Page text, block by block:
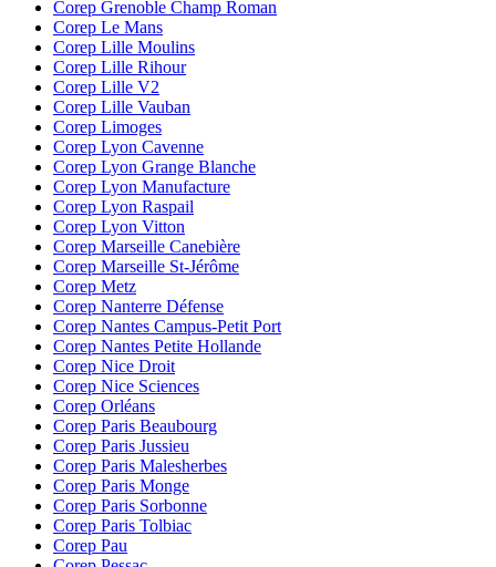
Corep Grenoble Champ Roman
Corep Le Mans
Corep Lille Moulins
Corep Lille Rihour
Corep Lille V2
Corep Lille Vauban
Corep Limoges
Corep Lyon Cavenne
Corep Lyon Grange Blanche
Corep Lyon Manufacture
Corep Lyon Raspail
Corep Lyon Vitton
Corep Marseille Canebière
Corep Marseille St-Jérôme
Corep Metz
Corep Nanterre Défense
Corep Nantes Campus-Petit Port
Corep Nantes Petite Hollande
Corep Nice Droit
Corep Nice Sciences
Corep Orléans
Corep Paris Beaubourg
Corep Paris Jussieu
Corep Paris Malesherbes
Corep Paris Monge
Corep Paris Sorbonne
Corep Paris Tolbiac
Corep Pau